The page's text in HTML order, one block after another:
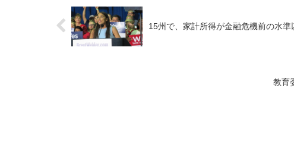
15州で、家計所得が金融危機前の水準
教育